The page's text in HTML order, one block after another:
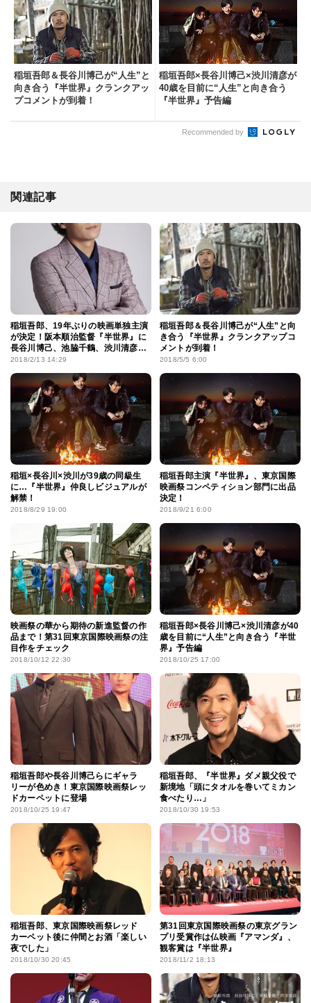
稲垣吾郎＆長谷川博己が“人生”と
向き合う『半世界』クランクアッ
プコメントが到着！
稲垣吾郎×長谷川博己×渋川清彦が
40歳を目前に“人生”と向き合う
『半世界』予告編
Recommended by
関連記事
稲垣吾郎、19年ぶりの映画単独主演
が決定！阪本順治監督『半世界』に
長谷川博己、池脇千鶴、渋川清彦ら
集結
2018/2/13 14:29
稲垣吾郎＆長谷川博己が“人生”と向
き合う『半世界』クランクアップコ
メントが到着！
2018/5/5 6:00
稲垣×長谷川×渋川が39歳の同級生
に…『半世界』仲良しビジュアルが
解禁！
2018/8/29 19:00
稲垣吾郎主演『半世界』、東京国際
映画祭コンペティション部門に出品
決定！
2018/9/21 6:00
映画祭の華から期待の新進監督の作
品まで！第31回東京国際映画祭の注
目作をチェック
2018/10/12 22:30
稲垣吾郎×長谷川博己×渋川清彦が40
歳を目前に“人生”と向き合う『半世
界』予告編
2018/10/25 17:00
稲垣吾郎や長谷川博己らにギャラ
リーが色めき！東京国際映画祭レッ
ドカーペットに登場
2018/10/25 19:47
稲垣吾郎、『半世界』ダメ親父役で
新境地「頭にタオルを巻いてミカン
食べたり…」
2018/10/30 19:53
稲垣吾郎、東京国際映画祭レッド
カーペット後に仲間とお酒「楽しい
夜でした」
2018/10/30 20:45
第31回東京国際映画祭の東京グラン
プリ受賞作は仏映画『アマンダ』、
観客賞は『半世界』
2018/11/2 18:13